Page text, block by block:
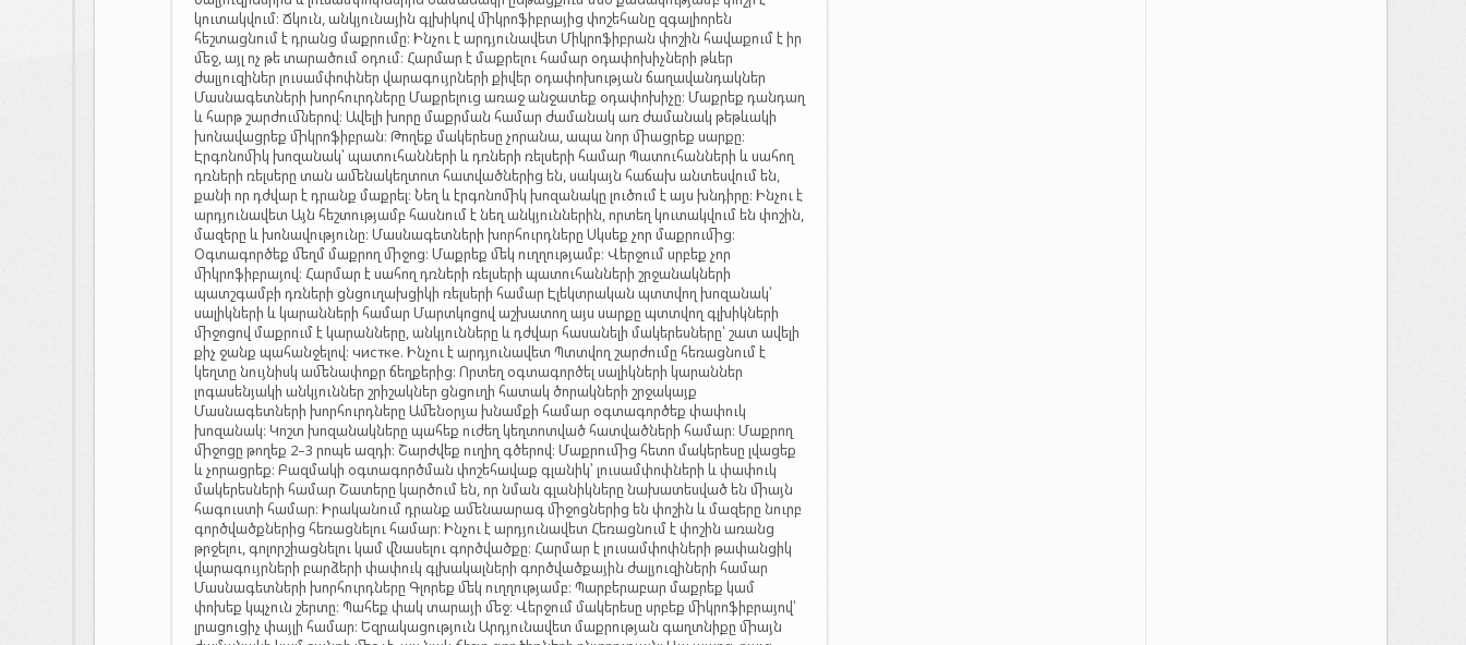
կուտակվում։ Ճկուն, անկյունային գլխիկով միկրոֆիբրայից փոշեհանը զգալիորեն
հեշտացնում է դրանց մաքրումը։ Ինչու է արդյունավետ Միկրոֆիբրան փոշին հավաքում է իր
մեջ, այլ ոչ թե տարածում օդում։ Հարմար է մաքրելու համար օդափոխիչների թևեր
ժալյուզիներ լուսամփոփներ վարագույրների քիվեր օդափոխության ճաղավանդակներ
Մասնագետների խորհուրդները Մաքրելուց առաջ անջատեք օդափոխիչը։ Մաքրեք դանդաղ
և հարթ շարժումներով։ Ավելի խորը մաքրման համար ժամանակ առ ժամանակ թեթևակի
խոնավացրեք միկրոֆիբրան։ Թողեք մակերեսը չորանա, ապա նոր միացրեք սարքը։
Էրգոնոմիկ խոզանակ՝ պատուհանների և դռների ռելսերի համար Պատուհանների և սահող
դռների ռելսերը տան ամենակեղտոտ հատվածներից են, սակայն հաճախ անտեսվում են,
քանի որ դժվար է դրանք մաքրել։ Նեղ և էրգոնոմիկ խոզանակը լուծում է այս խնդիրը։ Ինչու է
արդյունավետ Այն հեշտությամբ հասնում է նեղ անկյուններին, որտեղ կուտակվում են փոշին,
մազերը և խոնավությունը։ Մասնագետների խորհուրդները Սկսեք չոր մաքրումից։
Օգտագործեք մեղմ մաքրող միջոց։ Մաքրեք մեկ ուղղությամբ։ Վերջում սրբեք չոր
միկրոֆիբրայով։ Հարմար է սահող դռների ռելսերի պատուհանների շրջանակների
պատշգամբի դռների ցնցուղախցիկի ռելսերի համար Էլեկտրական պտտվող խոզանակ՝
սալիկների և կարանների համար Մարտկոցով աշխատող այս սարքը պտտվող գլխիկների
միջոցով մաքրում է կարանները, անկյունները և դժվար հասանելի մակերեսները՝ շատ ավելի
քիչ ջանք պահանջելով։ чистке. Ինչու է արդյունավետ Պտտվող շարժումը հեռացնում է
կեղտը նույնիսկ ամենափոքր ճեղքերից։ Որտեղ օգտագործել սալիկների կարաններ
լոգասենյակի անկյուններ շրիշակներ ցնցուղի հատակ ծորակների շրջակայք
Մասնագետների խորհուրդները Ամենօրյա խնամքի համար օգտագործեք փափուկ
խոզանակ։ Կոշտ խոզանակները պահեք ուժեղ կեղտոտված հատվածների համար։ Մաքրող
միջոցը թողեք 2–3 րոպե ազդի։ Շարժվեք ուղիղ գծերով։ Մաքրումից հետո մակերեսը լվացեք
և չորացրեք։ Բազմակի օգտագործման փոշեհավաք գլանիկ՝ լուսամփոփների և փափուկ
մակերեսների համար Շատերը կարծում են, որ նման գլանիկները նախատեսված են միայն
հագուստի համար։ Իրականում դրանք ամենաարագ միջոցներից են փոշին և մազերը նուրբ
գործվածքներից հեռացնելու համար։ Ինչու է արդյունավետ Հեռացնում է փոշին առանց
թրջելու, գոլորշիացնելու կամ վնասելու գործվածքը։ Հարմար է լուսամփոփների թափանցիկ
վարագույրների բարձերի փափուկ գլխակալների գործվածքային ժալյուզիների համար
Մասնագետների խորհուրդները Գլորեք մեկ ուղղությամբ։ Պարբերաբար մաքրեք կամ
փոխեք կպչուն շերտը։ Պահեք փակ տարայի մեջ։ Վերջում մակերեսը սրբեք միկրոֆիբրայով՝
լրացուցիչ փայլի համար։ Եզրակացություն Արդյունավետ մաքրության գաղտնիքը միայն